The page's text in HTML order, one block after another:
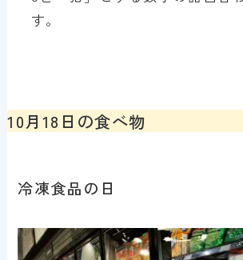
す。
10月18日の食べ物
冷凍食品の日